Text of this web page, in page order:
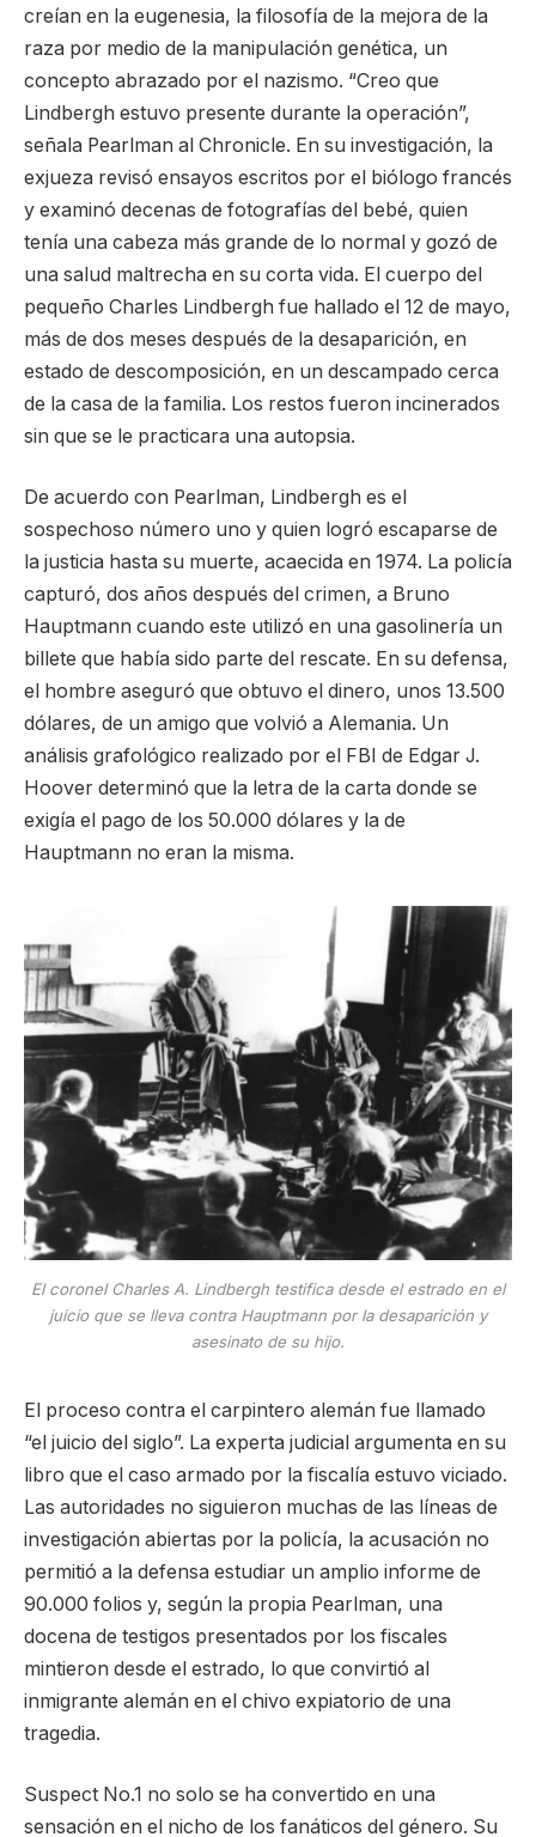
creían en la eugenesia, la filosofía de la mejora de la
raza por medio de la manipulación genética, un
concepto abrazado por el nazismo. “Creo que
Lindbergh estuvo presente durante la operación”,
señala Pearlman al Chronicle. En su investigación, la
exjueza revisó ensayos escritos por el biólogo francés
y examinó decenas de fotografías del bebé, quien
tenía una cabeza más grande de lo normal y gozó de
una salud maltrecha en su corta vida. El cuerpo del
pequeño Charles Lindbergh fue hallado el 12 de mayo,
más de dos meses después de la desaparición, en
estado de descomposición, en un descampado cerca
de la casa de la familia. Los restos fueron incinerados
sin que se le practicara una autopsia.
De acuerdo con Pearlman, Lindbergh es el
sospechoso número uno y quien logró escaparse de
la justicia hasta su muerte, acaecida en 1974. La policía
capturó, dos años después del crimen, a Bruno
Hauptmann cuando este utilizó en una gasolinería un
billete que había sido parte del rescate. En su defensa,
el hombre aseguró que obtuvo el dinero, unos 13.500
dólares, de un amigo que volvió a Alemania. Un
análisis grafológico realizado por el FBI de Edgar J.
Hoover determinó que la letra de la carta donde se
exigía el pago de los 50.000 dólares y la de
Hauptmann no eran la misma.
El coronel Charles A. Lindbergh testifica desde el estrado en el
juicio que se lleva contra Hauptmann por la desaparición y
asesinato de su hijo.
El proceso contra el carpintero alemán fue llamado
“el juicio del siglo”. La experta judicial argumenta en su
libro que el caso armado por la fiscalía estuvo viciado.
Las autoridades no siguieron muchas de las líneas de
investigación abiertas por la policía, la acusación no
permitió a la defensa estudiar un amplio informe de
90.000 folios y, según la propia Pearlman, una
docena de testigos presentados por los fiscales
mintieron desde el estrado, lo que convirtió al
inmigrante alemán en el chivo expiatorio de una
tragedia.
Suspect No.1 no solo se ha convertido en una
sensación en el nicho de los fanáticos del género. Su